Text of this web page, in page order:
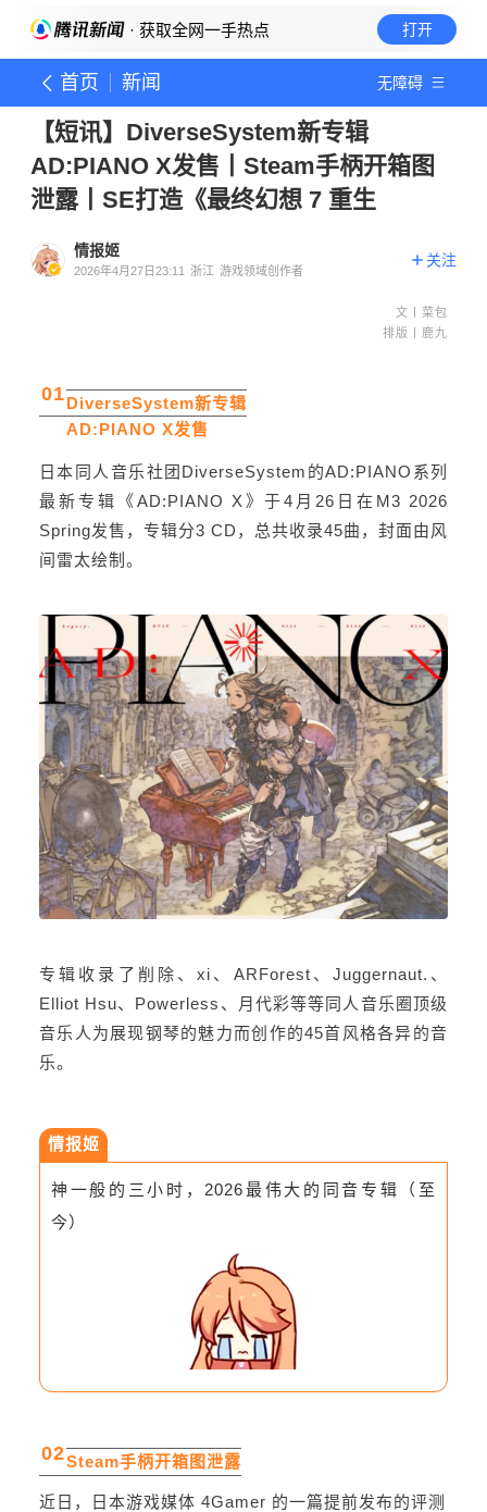
· 获取全网一手热点 打开
首页 新闻 无障碍
【短讯】DiverseSystem新专辑
AD:PIANO X发售丨Steam手柄开箱图
泄露丨SE打造《最终幻想 7 重生
情报姬
2026年4月27日23:11 浙江 游戏领域创作者
关注
文丨菜包
排版丨鹿九
01DiverseSystem新专辑
AD:PIANO X发售
日本同人音乐社团DiverseSystem的AD:PIANO系列
最新专辑《AD:PIANO X》于4月26日在M3 2026
Spring发售，专辑分3 CD，总共收录45曲，封面由风
间雷太绘制。
专辑收录了削除、xi、ARForest、Juggernaut.、
Elliot Hsu、Powerless、月代彩等等同人音乐圈顶级
音乐人为展现钢琴的魅力而创作的45首风格各异的音
乐。
情报姬
神一般的三小时，2026最伟大的同音专辑（至
今）
02Steam手柄开箱图泄露
近日，日本游戏媒体 4Gamer 的一篇提前发布的评测